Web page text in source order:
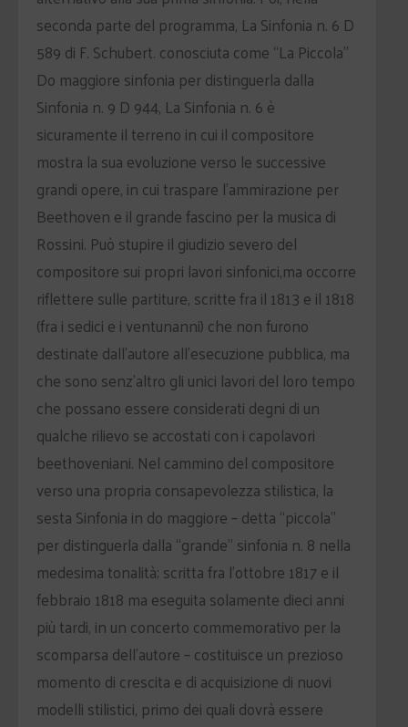
seconda parte del programma, La Sinfonia n. 6 D
589 di F. Schubert. conosciuta come “La Piccola”
Do maggiore sinfonia per distinguerla dalla
Sinfonia n. 9 D 944, La Sinfonia n. 6 è
sicuramente il terreno in cui il compositore
mostra la sua evoluzione verso le successive
grandi opere, in cui traspare l’ammirazione per
Beethoven e il grande fascino per la musica di
Rossini. Può stupire il giudizio severo del
compositore sui propri lavori sinfonici,ma occorre
riflettere sulle partiture, scritte fra il 1813 e il 1818
(fra i sedici e i ventunanni) che non furono
destinate dall’autore all’esecuzione pubblica, ma
che sono senz’altro gli unici lavori del loro tempo
che possano essere considerati degni di un
qualche rilievo se accostati con i capolavori
beethoveniani. Nel cammino del compositore
verso una propria consapevolezza stilistica, la
sesta Sinfonia in do maggiore – detta “piccola”
per distinguerla dalla “grande” sinfonia n. 8 nella
medesima tonalità; scritta fra l’ottobre 1817 e il
febbraio 1818 ma eseguita solamente dieci anni
più tardi, in un concerto commemorativo per la
scomparsa dell’autore – costituisce un prezioso
momento di crescita e di acquisizione di nuovi
modelli stilistici, primo dei quali dovrà essere